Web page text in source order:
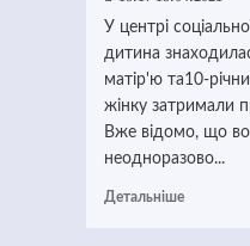
У центрі
дитина
матір'ю та10-
жінку затримали
Вже відомо, що
неодноразово...
Детальніше